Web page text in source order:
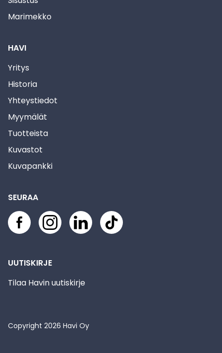
Marimekko
HAVI
Yritys
Historia
Yhteystiedot
Myymälät
Tuotteista
Kuvastot
Kuvapankki
SEURAA
UUTISKIRJE
Tilaa Havin uutiskirje
Copyright 2026 Havi Oy